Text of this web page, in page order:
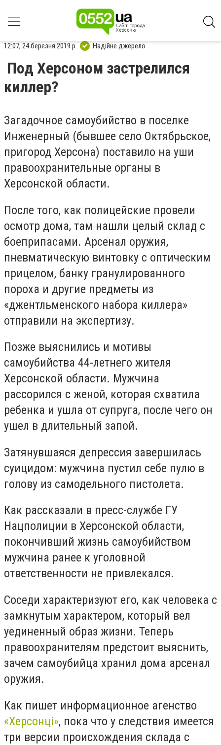
12:07, 24 березня 2019 р. Надійне джерело
Под Херсоном застрелился
киллер?
Загадочное самоубийство в поселке
Инженерный (бывшее село Октябрьское,
пригород Херсона) поставило на уши
правоохранительные органы в
Херсонской области.
После того, как полицейские провели
осмотр дома, там нашли целый склад с
боеприпасами. Арсенал оружия,
пневматическую винтовку с оптическим
прицелом, банку гранулированного
пороха и другие предметы из
«джентльменского набора киллера»
отправили на экспертизу.
Позже выяснились и мотивы
самоубийства 44-летнего жителя
Херсонской области. Мужчина
рассорился с женой, которая схватила
ребенка и ушла от супруга, после чего он
ушел в длительный запой.
Затянувшаяся депрессия завершилась
суицидом: мужчина пустил себе пулю в
голову из самодельного пистолета.
Как рассказали в пресс-службе ГУ
Нацполиции в Херсонской области,
покончивший жизнь самоубийством
мужчина ранее к уголовной
ответственности не привлекался.
Соседи характеризуют его, как человека с
замкнутым характером, который вел
уединенный образ жизни. Теперь
правоохранителям предстоит выяснить,
зачем самоубийца хранил дома арсенал
оружия.
Как пишет информационное агенство
«Херсонці», пока что у следствия имеется
три версии происхождения склада с